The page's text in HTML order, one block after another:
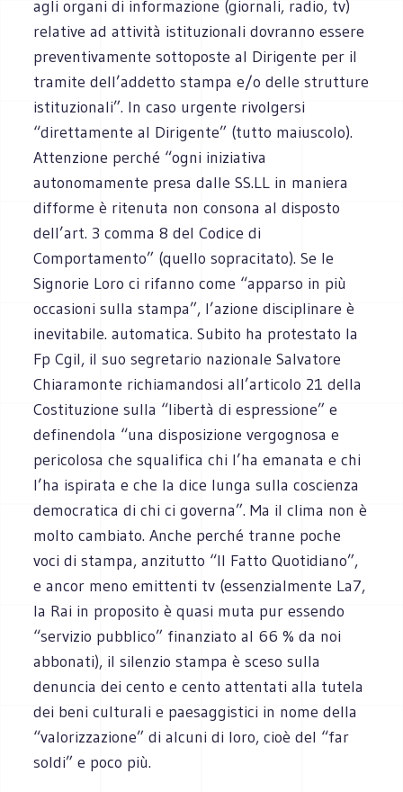
agli organi di informazione (giornali, radio, tv)
relative ad attività istituzionali dovranno essere
preventivamente sottoposte al Dirigente per il
tramite dell’addetto stampa e/o delle strutture
istituzionali”. In caso urgente rivolgersi
“direttamente al Dirigente” (tutto maiuscolo).
Attenzione perché “ogni iniziativa
autonomamente presa dalle SS.LL in maniera
difforme è ritenuta non consona al disposto
dell’art. 3 comma 8 del Codice di
Comportamento” (quello sopracitato). Se le
Signorie Loro ci rifanno come “apparso in più
occasioni sulla stampa”, l’azione disciplinare è
inevitabile. automatica. Subito ha protestato la
Fp Cgil, il suo segretario nazionale Salvatore
Chiaramonte richiamandosi all’articolo 21 della
Costituzione sulla “libertà di espressione” e
definendola “una disposizione vergognosa e
pericolosa che squalifica chi l’ha emanata e chi
l’ha ispirata e che la dice lunga sulla coscienza
democratica di chi ci governa”. Ma il clima non è
molto cambiato. Anche perché tranne poche
voci di stampa, anzitutto “Il Fatto Quotidiano”,
e ancor meno emittenti tv (essenzialmente La7,
la Rai in proposito è quasi muta pur essendo
“servizio pubblico” finanziato al 66 % da noi
abbonati), il silenzio stampa è sceso sulla
denuncia dei cento e cento attentati alla tutela
dei beni culturali e paesaggistici in nome della
“valorizzazione” di alcuni di loro, cioè del “far
soldi” e poco più.